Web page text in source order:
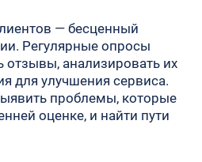
— бесценный
Регулярные опросы
отзывы, анализировать их
для улучшения сервиса.
проблемы, которые
оценке, и найти пути